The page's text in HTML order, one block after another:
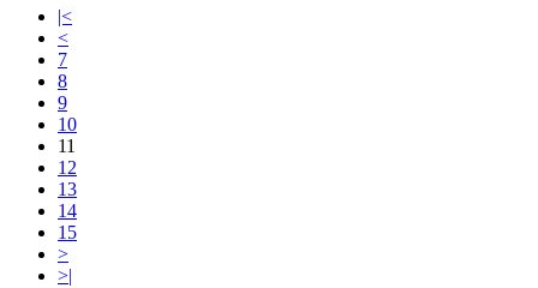
|<
<
7
8
9
10
11
12
13
14
15
>
>|